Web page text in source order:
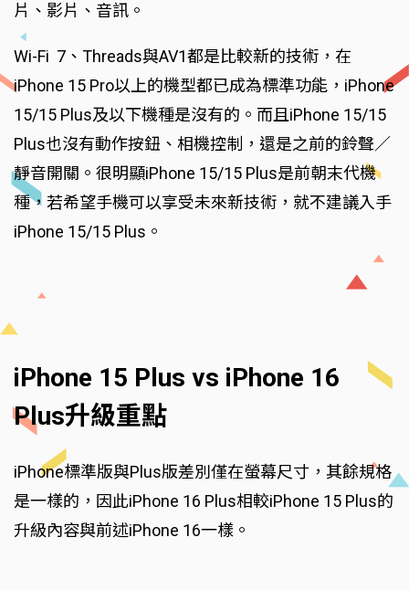
片、影片、音訊。
Wi-Fi 7、Threads與AV1都是比較新的技術，在
iPhone 15 Pro以上的機型都已成為標準功能，iPhone
15/15 Plus及以下機種是沒有的。而且iPhone 15/15
Plus也沒有動作按鈕、相機控制，還是之前的鈴聲／
靜音開關。很明顯iPhone 15/15 Plus是前朝末代機
種，若希望手機可以享受未來新技術，就不建議入手
iPhone 15/15 Plus。
iPhone 15 Plus vs iPhone 16
Plus升級重點
iPhone標準版與Plus版差別僅在螢幕尺寸，其餘規格
是一樣的，因此iPhone 16 Plus相較iPhone 15 Plus的
升級內容與前述iPhone 16一樣。